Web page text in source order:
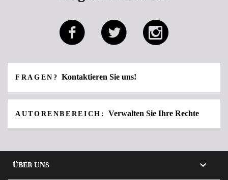
FRAGEN?Kontaktieren Sie uns!
AUTORENBEREICH: Verwalten Sie Ihre Rechte
ÜBER UNS 